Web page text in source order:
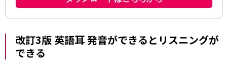
改訂3版 英語耳 発音ができるとリスニングが
できる